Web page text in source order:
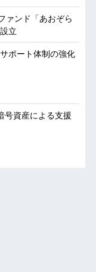
ァンド「あおぞら
立
ポート体制の強化
号資産による支援